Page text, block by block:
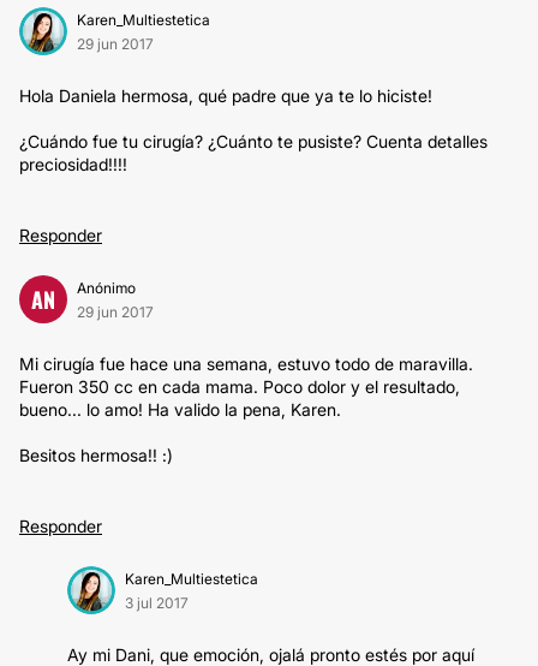
Karen_Multiestetica
29 jun 2017
Hola Daniela hermosa, qué padre que ya te lo hiciste!
¿Cuándo fue tu cirugía? ¿Cuánto te pusiste? Cuenta detalles
preciosidad!!!!
Responder
AN
Anónimo
29 jun 2017
Mi cirugía fue hace una semana, estuvo todo de maravilla.
Fueron 350 cc en cada mama. Poco dolor y el resultado,
bueno... lo amo! Ha valido la pena, Karen.
Besitos hermosa!! :)
Responder
Karen_Multiestetica
3 jul 2017
Ay mi Dani, que emoción, ojalá pronto estés por aquí